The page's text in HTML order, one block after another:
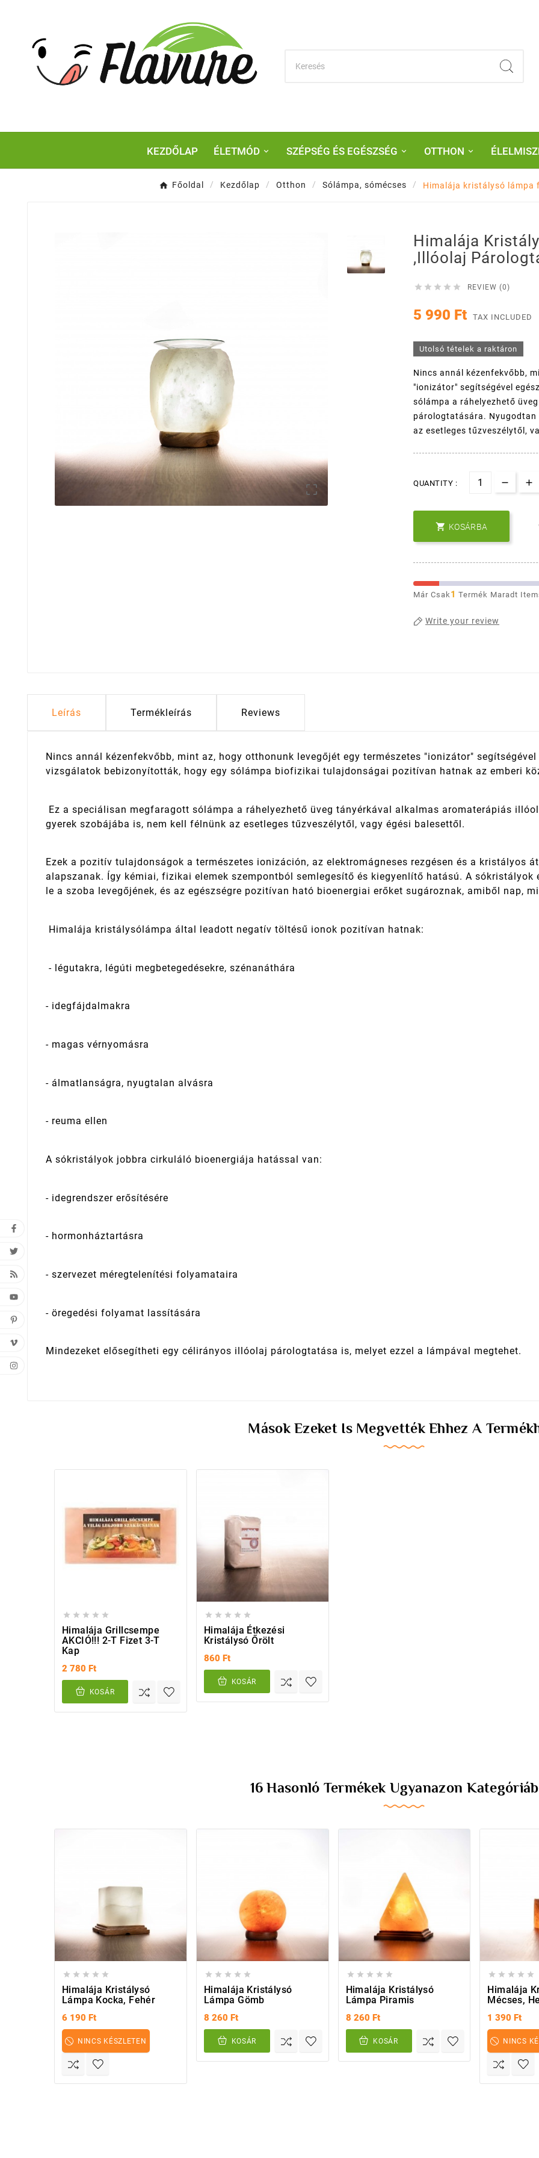
KEZDŐLAP ÉLETMÓD SZÉPSÉG ÉS EGÉSZSÉG OTTHON
Főoldal Kezdőlap Otthon Sólámpa, sómécses Himalája kristálysó

Himalája
,illóolaj
     REVIEW (0)
5 990 Ft TAX INCLUDED
Utolsó tételek a raktáron
Nincs annál kézenfekvőbb,
"ionizátor" segítségével
sólámpa a ráhelyezhető
párologtatására. Nyugodtan
az esetleges tűzveszélytől,
QUANTITY :
 KOSÁRBA
Már Csak 1 Termék Maradt
Write your review
Leírás Termékleírás Reviews
Nincs annál kézenfekvőbb, mint az, hogy otthonunk levegőjét egy természetes "ionizátor"
vizsgálatok bebizonyították, hogy egy sólámpa biofizikai tulajdonságai pozitívan hatnak az emberi
Ez a speciálisan megfaragott sólámpa a ráhelyezhető üveg tányérkával alkalmas aromaterápiás
gyerek szobájába is, nem kell félnünk az esetleges tűzveszélytől, vagy égési balesettől.
Ezek a pozitív tulajdonságok a természetes ionizáción, az elektromágneses rezgésen és a kristályos
alapszanak. Így kémiai, fizikai elemek szempontból semlegesítő és kiegyenlítő hatású. A
le a szoba levegőjének, és az egészségre pozitívan ható bioenergiai erőket sugároznak, amiből nap,
Himalája kristálysólámpa által leadott negatív töltésű ionok pozitívan hatnak:
- légutakra, légúti megbetegedésekre, szénanáthára
- idegfájdalmakra
- magas vérnyomásra
- álmatlanságra, nyugtalan alvásra
- reuma ellen
A sókristályok jobbra cirkuláló bioenergiája hatással van:
- idegrendszer erősítésére
- hormonháztartásra
- szervezet méregtelenítési folyamataira
- öregedési folyamat lassítására
Mindezeket elősegítheti egy célirányos illóolaj párologtatása is, melyet ezzel a lámpával megtehet.
Mások Ezeket Is Megvették Ehhez A
    
Himalája Grillcsempe
AKCIÓ!!! 2-T Fizet 3-T
Kap
2 780 Ft
KOSÁR
    
Himalája Étkezési
Kristálysó Őrölt
860 Ft
KOSÁR
16 Hasonló Termékek Ugyanazon
    
Himalája Kristálysó
Lámpa Kocka, Fehér
6 190 Ft
NINCS KÉSZLETEN
    
Himalája Kristálysó
Lámpa Gömb
8 260 Ft
KOSÁR
    
Himalája Kristálysó
Lámpa Piramis
8 260 Ft
KOSÁR
    
Himalája
Mécses,
1 390 Ft
NINCS